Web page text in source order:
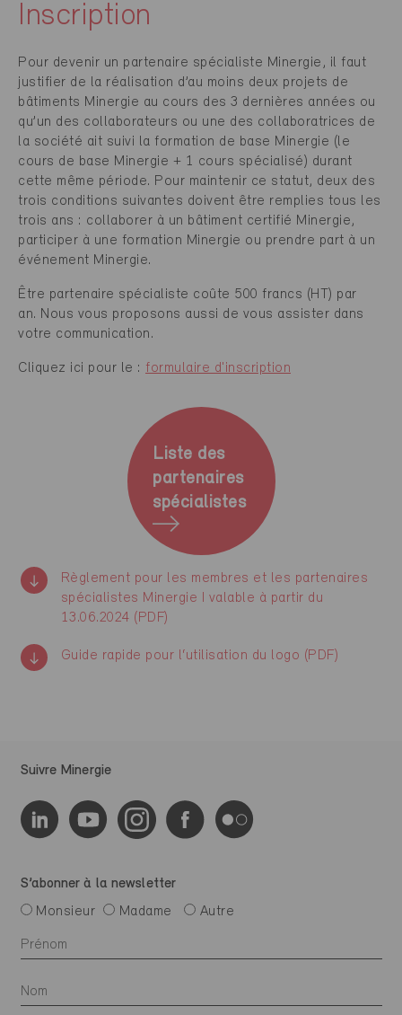
Inscription
Pour devenir un partenaire spécialiste Minergie, il faut
justifier de la réalisation d’au moins deux projets de
bâtiments Minergie au cours des 3 dernières années ou
qu’un des collaborateurs ou une des collaboratrices de
la société ait suivi la formation de base Minergie (le
cours de base Minergie + 1 cours spécialisé) durant
cette même période. Pour maintenir ce statut, deux des
trois conditions suivantes doivent être remplies tous les
trois ans : collaborer à un bâtiment certifié Minergie,
participer à une formation Minergie ou prendre part à un
événement Minergie.
Être partenaire spécialiste coûte 500 francs (HT) par
an. Nous vous proposons aussi de vous assister dans
votre communication.
Cliquez ici pour le : formulaire d'inscription
Liste des
partenaires
spécialistes
Règlement pour les membres et les partenaires
spécialistes Minergie I valable à partir du
13.06.2024 (PDF)
Guide rapide pour l‘utilisation du logo (PDF)
Suivre Minergie
S’abonner à la newsletter
Monsieur
Madame Autre